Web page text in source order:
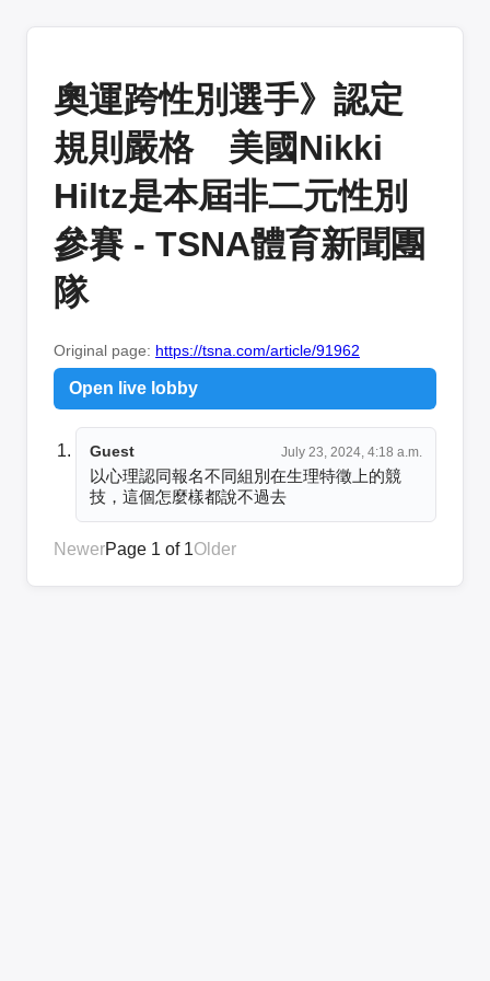
奧運跨性別選手》認定
規則嚴格 美國Nikki
Hiltz是本屆非二元性別
參賽 - TSNA體育新聞團
隊
Original page: https://tsna.com/article/91962
Open live lobby
Guest July 23, 2024, 4:18 a.m.
以心理認同報名不同組別在生理特徵上的競
技，這個怎麼樣都說不過去
NewerPage 1 of 1Older